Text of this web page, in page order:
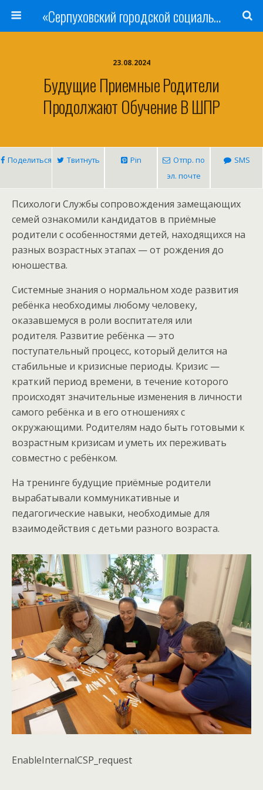
«Серпуховский городской социально-реабилитационный Центр для несовершеннолетних»
23.08.2024
Будущие Приемные Родители
Продолжают Обучение В ШПР
Поделиться Твитнуть Pin
Отпр. по
эл. почте
SMS
Психологи Службы сопровождения замещающих
семей ознакомили кандидатов в приёмные
родители с особенностями детей, находящихся на
разных возрастных этапах — от рождения до
юношества.
Системные знания о нормальном ходе развития
ребёнка необходимы любому человеку,
оказавшемуся в роли воспитателя или
родителя. Развитие ребёнка — это
поступательный процесс, который делится на
стабильные и кризисные периоды. Кризис —
краткий период времени, в течение которого
происходят значительные изменения в личности
самого ребёнка и в его отношениях с
окружающими. Родителям надо быть готовыми к
возрастным кризисам и уметь их переживать
совместно с ребёнком.
На тренинге будущие приёмные родители
вырабатывали коммуникативные и
педагогические навыки, необходимые для
взаимодействия с детьми разного возраста.
EnableInternalCSP_request